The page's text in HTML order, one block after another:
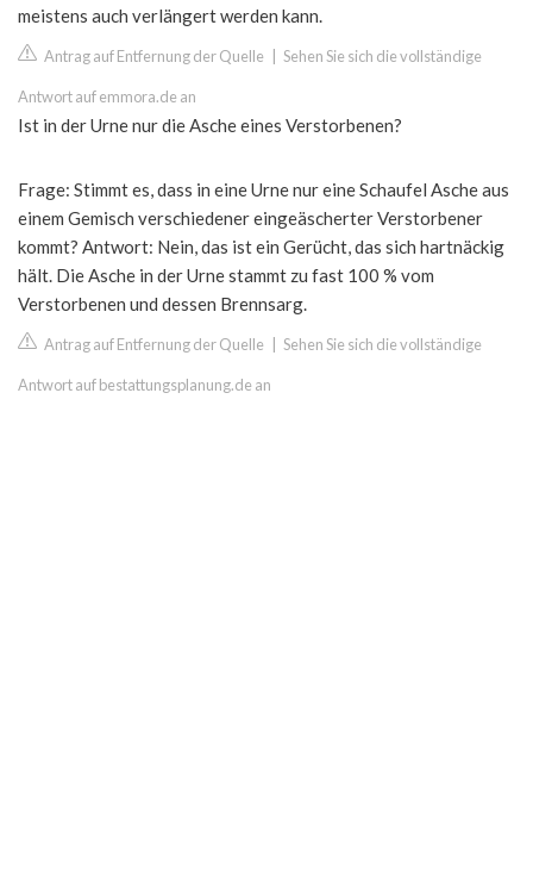
meistens auch verlängert werden kann.
Antrag auf Entfernung der Quelle Sehen Sie sich die vollständige
Antwort auf emmora.de an
Ist in der Urne nur die Asche eines Verstorbenen?
Frage: Stimmt es, dass in eine Urne nur eine Schaufel Asche aus
einem Gemisch verschiedener eingeäscherter Verstorbener
kommt? Antwort: Nein, das ist ein Gerücht, das sich hartnäckig
hält. Die Asche in der Urne stammt zu fast 100 % vom
Verstorbenen und dessen Brennsarg.
Antrag auf Entfernung der Quelle Sehen Sie sich die vollständige
Antwort auf bestattungsplanung.de an